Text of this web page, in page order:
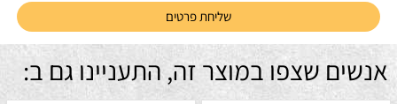
אנשים שצפו במוצר זה, התעניינו גם ב: